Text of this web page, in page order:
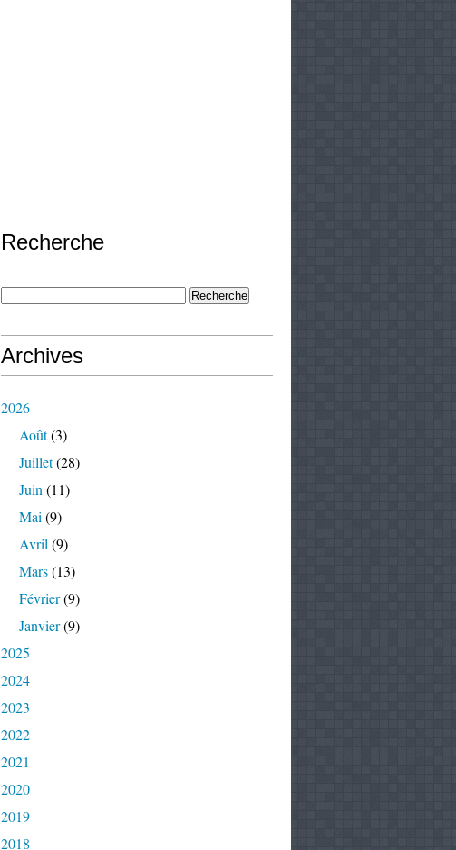
Recherche
Archives
2026
Août(3)
Juillet(28)
Juin (11)
Mai (9)
Avril (9)
Mars(13)
Février(9)
Janvier(9)
2025
2024
2023
2022
2021
2020
2019
2018